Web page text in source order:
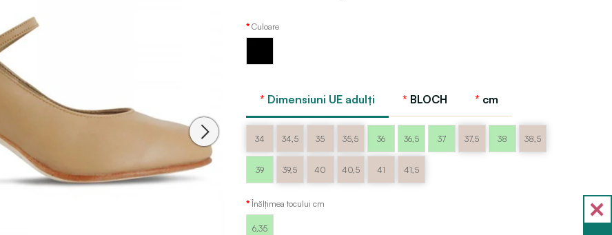
Culoare
Dimensiuni UE adulți BLOCH cm
34 34,5 35 35,5 36 36,5 37 37,5 38 38,5
39 39,5 40 40,5 41 41,5
Înălțimea tocului cm
6,35